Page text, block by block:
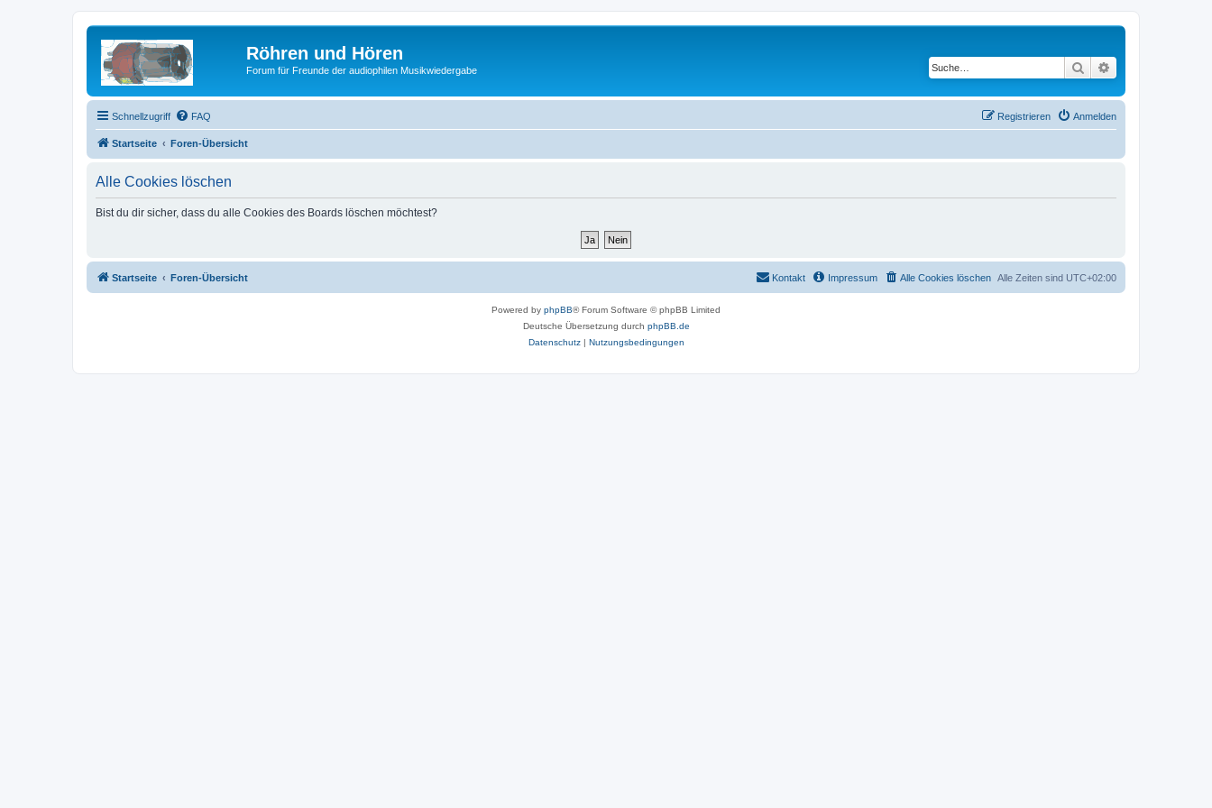
Röhren und Hören
Forum für Freunde der audiophilen Musikwiedergabe Suche
Schnellzugriff FAQ Anmelden
Registrieren
Startseite Foren-Übersicht
Alle Cookies löschen
Bist du dir sicher, dass du alle Cookies des Boards löschen möchtest?
Startseite Foren-Übersicht Alle Zeiten sind UTC+02:00
Alle Cookies löschen
Impressum
Kontakt
Powered by phpBB® Forum Software © phpBB Limited
Deutsche Übersetzung durch phpBB.de
Datenschutz| Nutzungsbedingungen